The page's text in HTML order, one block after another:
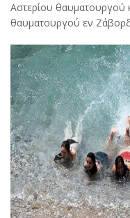
Αστερίου θαυματουργού
θαυματουργού εν